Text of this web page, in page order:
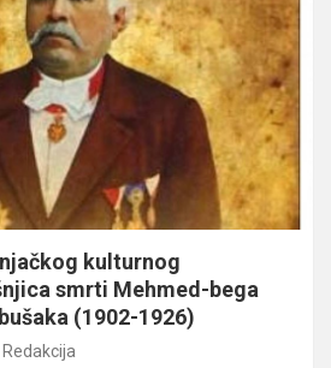
kulturnog
smrti Mehmed-bega
(1902-1926)
Redakcija